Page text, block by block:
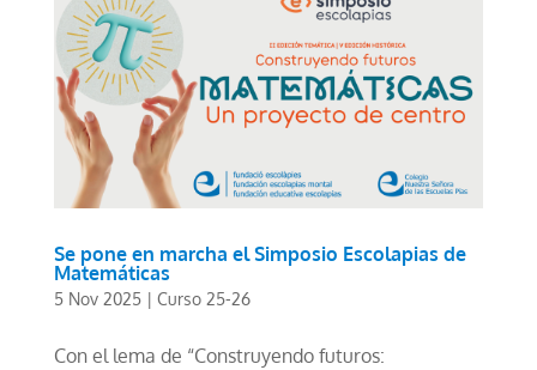
Se pone en marcha el Simposio Escolapias de
Matemáticas
5 Nov 2025| Curso 25-26
Con el lema de “Construyendo futuros: